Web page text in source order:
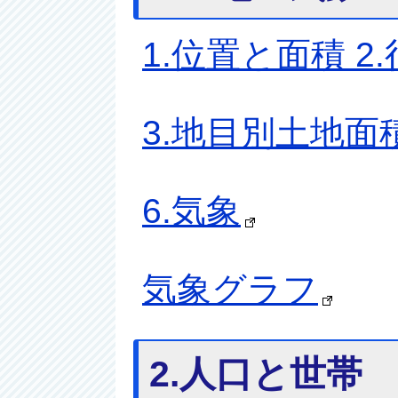
1.位置と面積 2.
3.地目別土地面
6.気象
気象グラフ
2.人口と世帯